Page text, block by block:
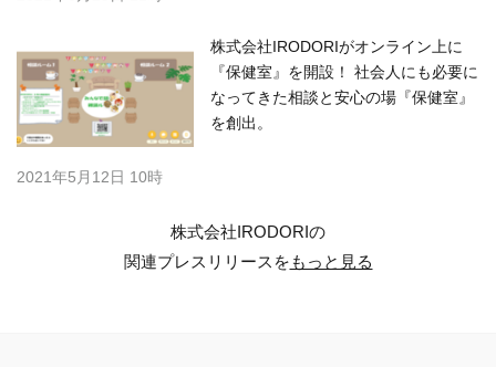
株式会社IRODORIがオンライン上に
『保健室』を開設！ 社会人にも必要に
なってきた相談と安心の場『保健室』
を創出。
2021年5月12日 10時
株式会社IRODORIの
関連プレスリリースをもっと見る